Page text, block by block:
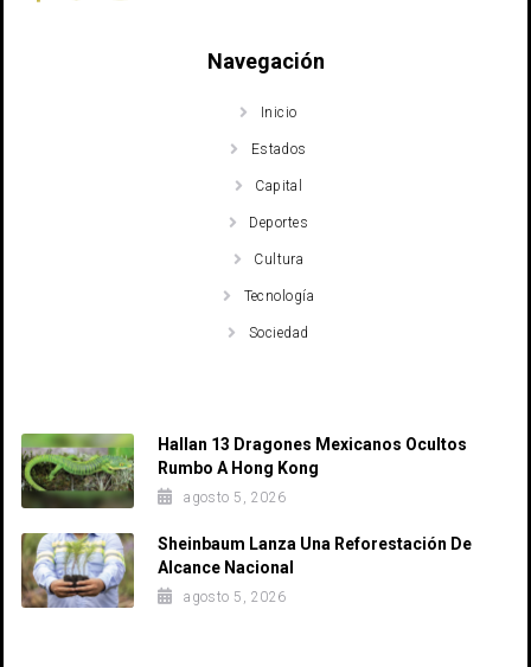
Navegación
Inicio
Estados
Capital
Deportes
Cultura
Tecnología
Sociedad
Hallan 13 Dragones Mexicanos Ocultos
Rumbo A Hong Kong
agosto 5, 2026
Sheinbaum Lanza Una Reforestación De
Alcance Nacional
agosto 5, 2026